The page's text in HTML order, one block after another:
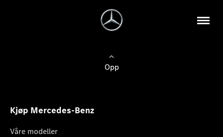
Opp
Kjøp Mercedes-Benz
Våre modeller